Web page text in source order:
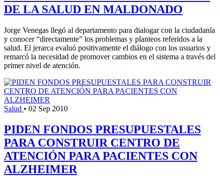
DE LA SALUD EN MALDONADO
Jorge Venegas llegó al departamento para dialogar con la ciudadanía
y conocer “directamente” los problemas y planteos referidos a la
salud. El jerarca evaluó positivamente el diálogo con los usuarios y
remarcó la necesidad de promover cambios en el sistema a través del
primer nivel de atención.
Salud • 02 Sep 2010
PIDEN FONDOS PRESUPUESTALES
PARA CONSTRUIR CENTRO DE
ATENCIÓN PARA PACIENTES CON
ALZHEIMER